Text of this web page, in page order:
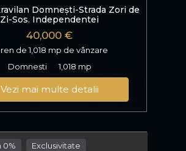
Domnești-Strada Zori de
Zi-Sos. Independentei
40,000 €
de 1,018 mp de vânzare
Domnesti
1,018 mp
Vezi mai multe detalii
0% Exclusivitate